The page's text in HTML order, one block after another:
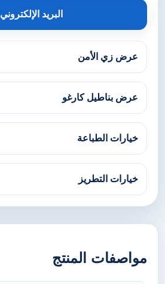
البريد الإلكتروني
عرض زي الأمن
عرض بناطيل كارغو
خيارات الطباعة
خيارات التطريز
مواصفات المنتج